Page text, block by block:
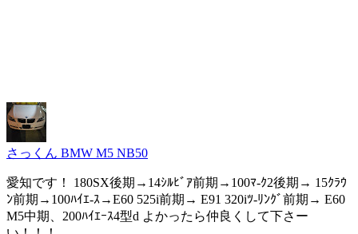
さっくん BMW M5 NB50
愛知です！ 180SX後期→14ｼﾙﾋﾞｱ前期→100ﾏ-ｸ2後期→ 15ｸﾗｳ
ﾝ前期→100ﾊｲｴ-ｽ→E60 525i前期→ E91 320iﾂ-ﾘﾝｸﾞ前期→ E60
M5中期、200ﾊｲｴｰｽ4型d よかったら仲良くして下さー